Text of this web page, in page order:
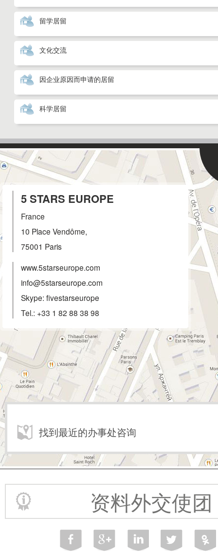
留学居留
文化交流
因企业原因而申请的居留
科学居留
5 STARS EUROPE
France
10 Place Vendôme,
75001 Paris
www.5starseurope.com
info@5starseurope.com
Skype: fivestarseurope
Tel.: +33 1 82 88 38 98
找到最近的办事处咨询
资料外交使